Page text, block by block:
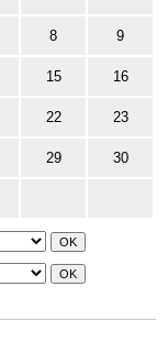
8 9
15 16
22 23
29 30